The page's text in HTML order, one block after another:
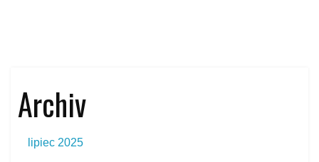
Archiv
lipiec 2025